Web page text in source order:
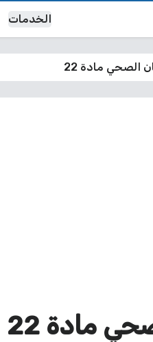
الخدمات
الصحي مادة 22
مادة 22